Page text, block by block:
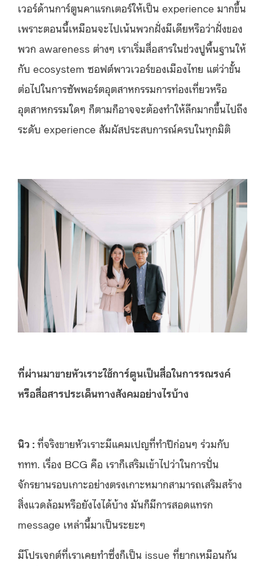
เวอร์ด้านการ์ตูนคาแรกเตอร์ให้เป็น experience มากขึ้น
เพราะตอนนี้เหมือนจะไปเน้นพวกฝั่งมีเดียหรือว่าฝั่งของ
พวก awareness ต่างๆ เราเริ่มสื่อสารในช่วงปูพื้นฐานให้
กับ ecosystem ซอฟต์พาวเวอร์ของเมืองไทย แต่ว่าขั้น
ต่อไปในการซัพพอร์ตอุตสาหกรรมการท่องเที่ยวหรือ
อุตสาหกรรมใดๆ ก็ตามก็อาจจะต้องทำให้ลึกมากขึ้นไปถึง
ระดับ experience สัมผัสประสบการณ์ครบในทุกมิติ
ที่ผ่านมาขายหัวเราะใช้การ์ตูนเป็นสื่อในการรณรงค์
หรือสื่อสารประเด็นทางสังคมอย่างไรบ้าง
นิว : ที่จริงขายหัวเราะมีแคมเปญที่ทำปีก่อนๆ ร่วมกับ
ททท. เรื่อง BCG คือ เราก็เสริมเข้าไปว่าในการปั่น
จักรยานรอบเกาะอย่างตรงเกาะหมากสามารถเสริมสร้าง
สิ่งแวดล้อมหรือยังไงได้บ้าง มันก็มีการสอดแทรก
message เหล่านี้มาเป็นระยะๆ
มีโปรเจกต์ที่เราเคยทำซึ่งก็เป็น issue ที่ยากเหมือนกัน